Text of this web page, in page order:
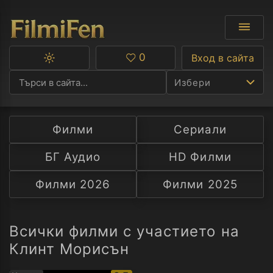
Избери
Ф
С
А
Превключване
тъмна
тема
Любими
0 Вход в сайта
Филми
Сериали
БГ Аудио
HD Филми
Филми 2026
Филми 2025
Всички филми с участието на
Клинт Морисън